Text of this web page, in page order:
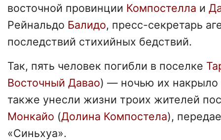
восточной провинции Компостелла и
Рейнальдо Балидо, пресс-секретарь
последствий стихийных бедствий.
Так, пять человек погибли в поселке
Восточный Давао) — ночью их накрыло
также унесли жизни троих жителей
Монкайо (Долина Компостела),
«Синьхуа».